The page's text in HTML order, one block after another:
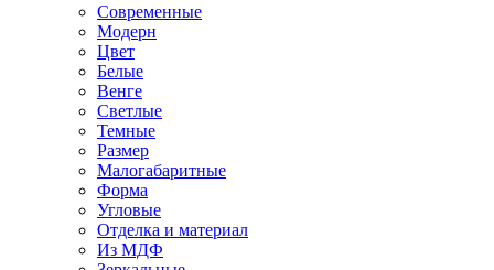
Современные
Модерн
Цвет
Белые
Венге
Светлые
Темные
Размер
Малогабаритные
Форма
Угловые
Отделка и материал
Из МДФ